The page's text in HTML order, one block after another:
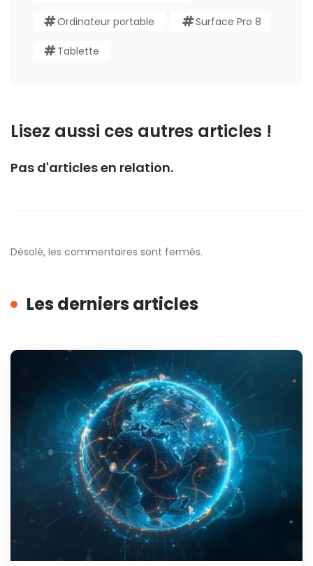
Ordinateur portable Surface Pro 8
Tablette
Lisez aussi ces autres articles !
Pas d'articles en relation.
Désolé, les commentaires sont fermés.
Les derniers articles